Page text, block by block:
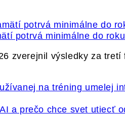
potrvá minimálne do
zverejnil výsledky za
a prečo chce svet utiecť